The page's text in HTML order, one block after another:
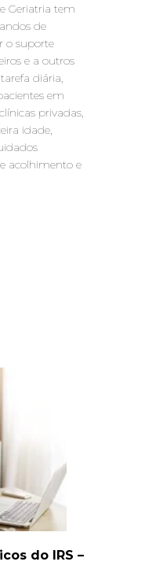
Geriatria tem
de
o suporte
e a outros
diária,
em
privadas,
idade,
acolhimento e
do IRS –